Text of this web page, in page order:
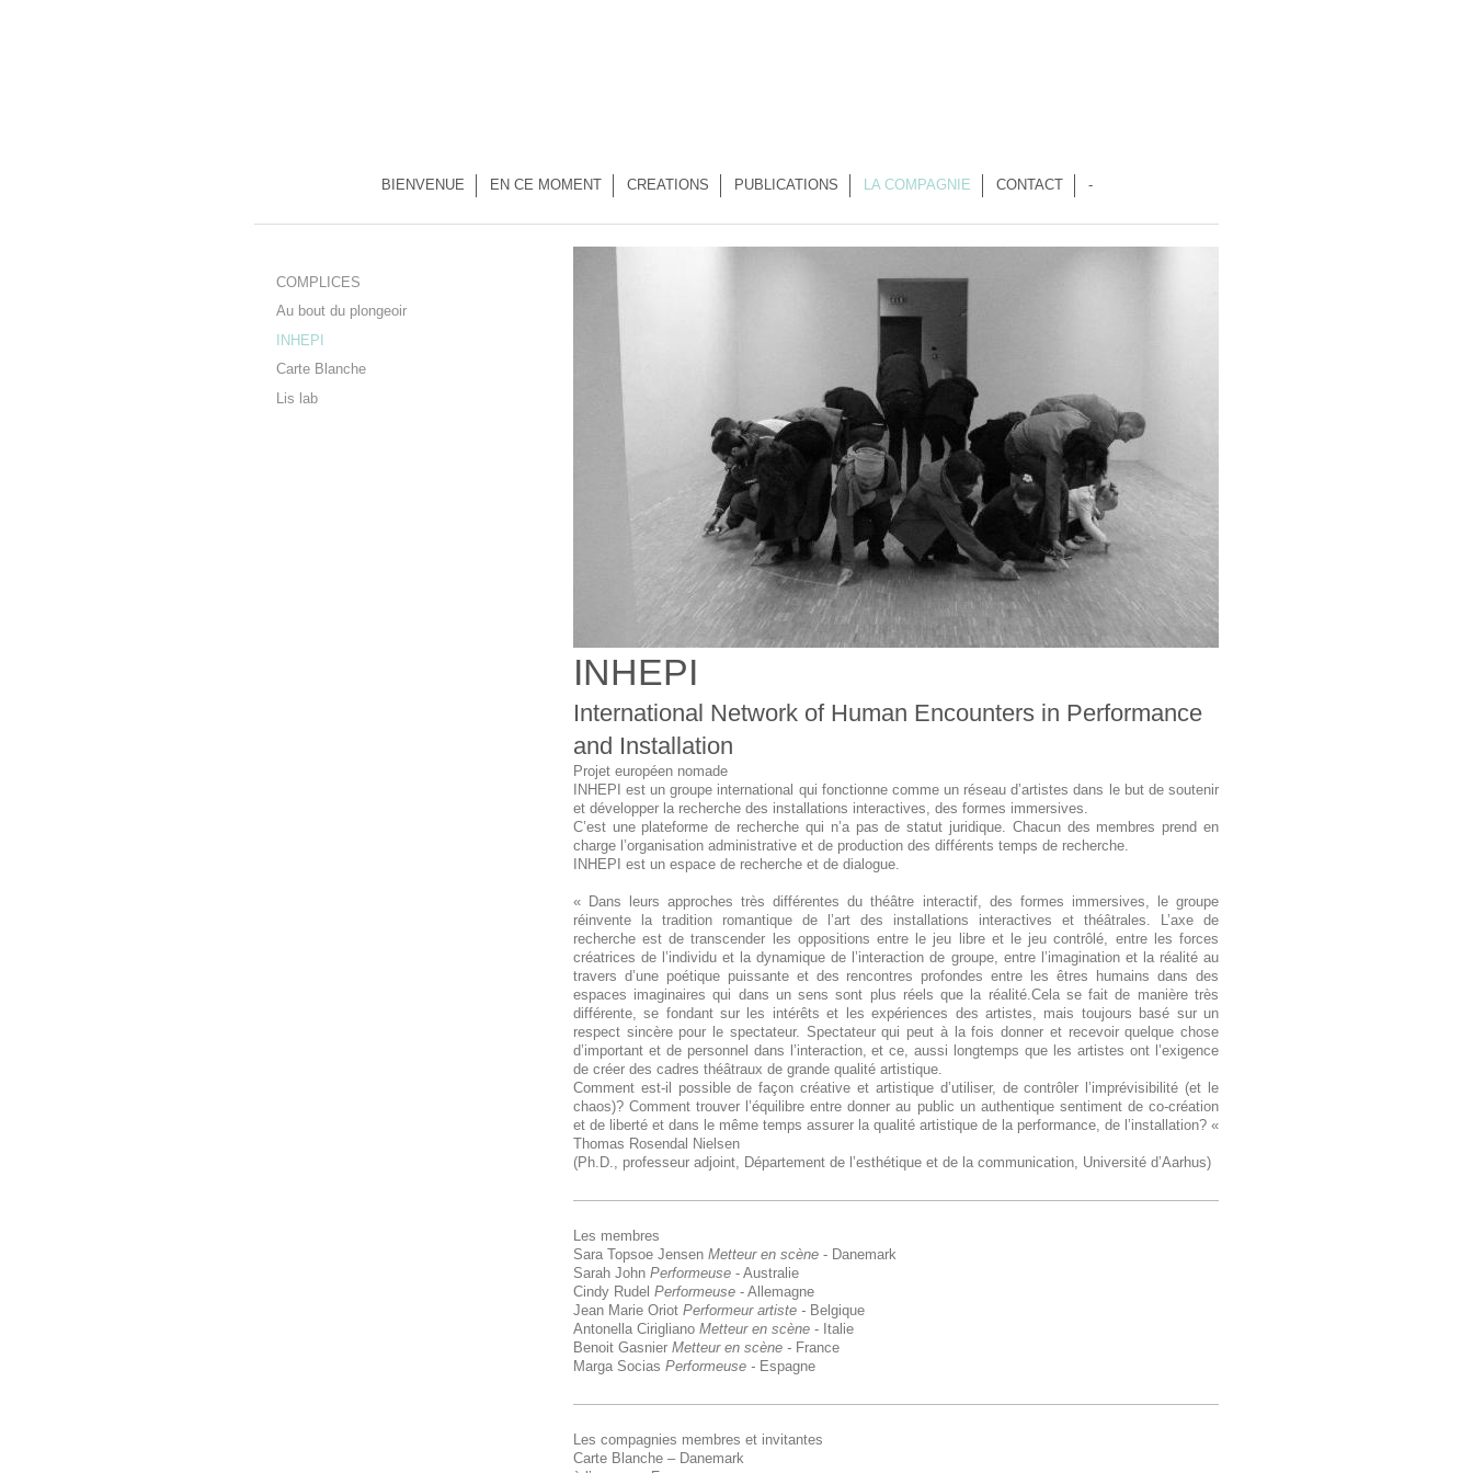
BIENVENUE EN CE MOMENT CREATIONS PUBLICATIONS LA COMPAGNIE CONTACT -
INHEPI
International Network of Human Encounters in Performance
and Installation
Projet européen nomade
INHEPI est un groupe international qui fonctionne comme un réseau d’artistes dans le but de soutenir
et développer la recherche des installations interactives, des formes immersives.
C’est une plateforme de recherche qui n’a pas de statut juridique. Chacun des membres prend en
charge l’organisation administrative et de production des différents temps de recherche.
INHEPI est un espace de recherche et de dialogue.
« Dans leurs approches très différentes du théâtre interactif, des formes immersives, le groupe
réinvente la tradition romantique de l’art des installations interactives et théâtrales. L’axe de
recherche est de transcender les oppositions entre le jeu libre et le jeu contrôlé, entre les forces
créatrices de l’individu et la dynamique de l’interaction de groupe, entre l’imagination et la réalité au
travers d’une poétique puissante et des rencontres profondes entre les êtres humains dans des
espaces imaginaires qui dans un sens sont plus réels que la réalité.Cela se fait de manière très
différente, se fondant sur les intérêts et les expériences des artistes, mais toujours basé sur un
respect sincère pour le spectateur. Spectateur qui peut à la fois donner et recevoir quelque chose
d’important et de personnel dans l’interaction, et ce, aussi longtemps que les artistes ont l’exigence
de créer des cadres théâtraux de grande qualité artistique.
Comment est-il possible de façon créative et artistique d’utiliser, de contrôler l’imprévisibilité (et le
chaos)? Comment trouver l’équilibre entre donner au public un authentique sentiment de co-création
et de liberté et dans le même temps assurer la qualité artistique de la performance, de l’installation? «
Thomas Rosendal Nielsen
(Ph.D., professeur adjoint, Département de l’esthétique et de la communication, Université d’Aarhus)
Les membres
Sara Topsoe Jensen Metteur en scène- Danemark
Sarah John Performeuse- Australie
Cindy Rudel Performeuse- Allemagne
Jean Marie Oriot Performeur artiste -Belgique
Antonella Cirigliano Metteur en scène- Italie
Benoit Gasnier Metteur en scène -France
Marga Socias Performeuse -Espagne
Les compagnies membres et invitantes
Carte Blanche – Danemark
COMPLICES
Au bout du plongeoir
INHEPI
Carte Blanche
Lis lab